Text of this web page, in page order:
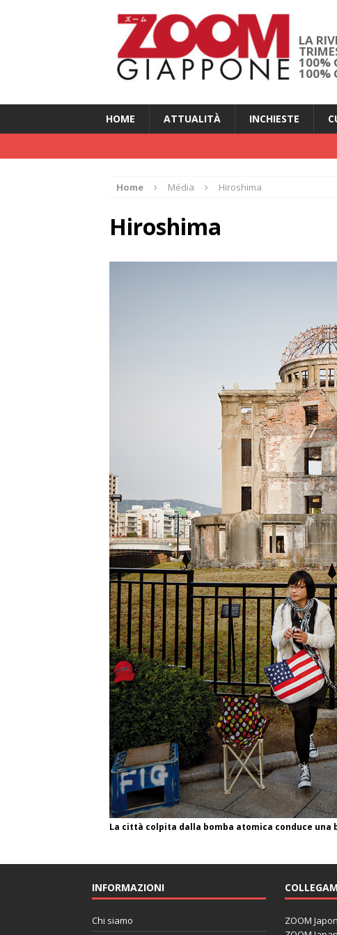
LA
100%
100%
HOME ATTUALITÀ INCHIESTE
Home Média Hiroshima
Hiroshima
La città colpita dalla bomba atomica conduce
INFORMAZIONI
Chi siamo
ZOOM